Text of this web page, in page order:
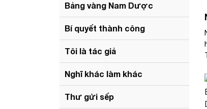
Bảng vàng Nam Dược
Bí quyết thành công
Tôi là tác giả
Nghĩ khác làm khác
Thư gửi sếp